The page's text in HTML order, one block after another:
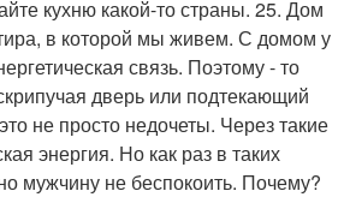
кухню какой-то страны. 25. Дом
в которой мы живем. С домом у
связь. Поэтому - то
дверь или подтекающий
не просто недочеты. Через такие
энергия. Но как раз в таких
мужчину не беспокоить. Почему?